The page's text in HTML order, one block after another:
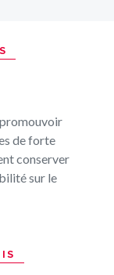
de forte
conserver
sur le